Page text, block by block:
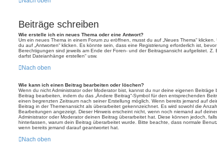
Beiträge schreiben
Wie erstelle ich ein neues Thema oder eine Antwort?
Um ein neues Thema in einem Forum zu eröffnen, musst du auf „Neues Thema“
du auf „Antworten“ klicken. Es könnte sein, dass eine Registrierung erforderlich ist,
Berechtigungen sind jeweils am Ende der Foren- und der Beitragsansicht aufgelistet. Z.
darfst Dateianhänge erstellen“ usw.
Nach oben
Wie kann ich einen Beitrag bearbeiten oder löschen?
Wenn du nicht Administrator oder Moderator bist, kannst du nur deine eigenen
Beitrag bearbeiten, indem du das „Ändere Beitrag“-Symbol für den entsprechenden
einen begrenzten Zeitraum nach seiner Erstellung möglich. Wenn bereits jemand auf
Beitrag in der Themenansicht als überarbeitet gekennzeichnet. Es wird sowohl die
Bearbeitungen angezeigt. Dieser Hinweis erscheint nicht, wenn noch niemand auf
Administrator oder Moderator deinen Beitrag überarbeitet hat. Diese können jedoch,
hinterlassen, warum dein Beitrag überarbeitet wurde. Bitte beachte, dass normale
wenn bereits jemand darauf geantwortet hat.
Nach oben